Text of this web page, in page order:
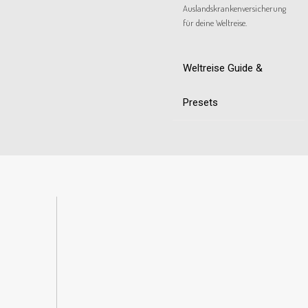
Auslandskrankenversicherung
für deine Weltreise.
Weltreise Guide &
Presets